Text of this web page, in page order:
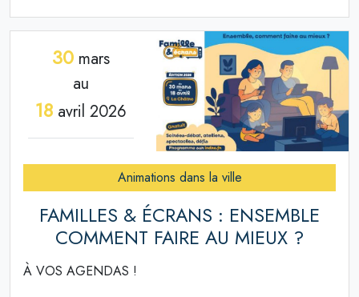
30mars
au
18avril 2026
Animations dans la ville
FAMILLES & ÉCRANS : ENSEMBLE
COMMENT FAIRE AU MIEUX ?
À VOS AGENDAS !